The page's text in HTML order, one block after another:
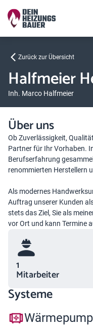
Zurück zur Übersicht
Halfmeier
Inh. Marco Halfmeier
Über uns
Ob Zuverlässigkeit,
Partner für Ihr Vorhaben.
Berufserfahrung
renommierten Herstellern
Als modernes
Auftrag unserer Kunden
stets das Ziel, Sie als
vor Ort und kann Termine
1
Mitarbeiter
Systeme